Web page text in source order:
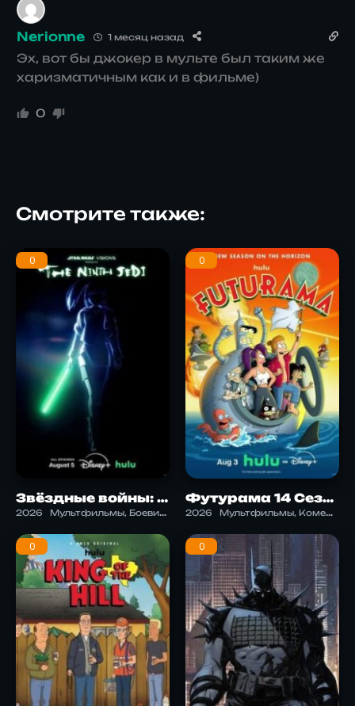
Nerionne 1 месяц назад
Эх, вот бы джокер в мульте был таким же
харизматичным как и в фильме)
0
Смотрите также:
0
Звёздные войны: Видения. Девятый джедай
2026 Мультфильмы, Боевик, Приключения, Фантастика, Экшен
0
Футурама 14 Сезон
2026 Мультфильмы, Комедия, Приключения, Фантастика
0 0